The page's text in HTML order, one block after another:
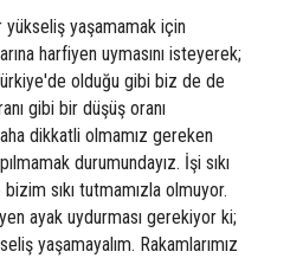
yükseliş yaşamamak için
harfiyen uymasını isteyerek;
olduğu gibi biz de de
gibi bir düşüş oranı
dikkatli olmamız gereken
durumundayız. İşi sıkı
sıkı tutmamızla olmuyor.
ayak uydurması gerekiyor ki;
yaşamayalım. Rakamlarımız